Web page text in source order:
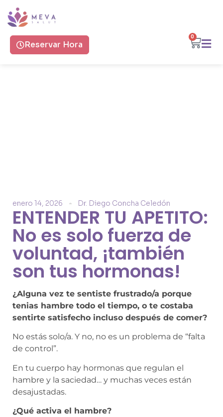
0
Reservar Hora
enero 14, 2026 Dr. Diego Concha Celedón
ENTENDER TU APETITO:
No es solo fuerza de
voluntad, ¡también
son tus hormonas!
¿Alguna vez te sentiste frustrado/a porque
tenias hambre todo el tiempo, o te costaba
sentirte satisfecho incluso después de comer?
No estás solo/a. Y no, no es un problema de “falta
de control”.
En tu cuerpo hay hormonas que regulan el
hambre y la saciedad… y muchas veces están
desajustadas.
¿Qué activa el hambre?